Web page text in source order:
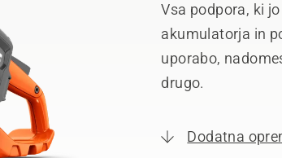
Vsa podpora, ki
akumulatorja in
uporabo,
drugo.
Dodatna